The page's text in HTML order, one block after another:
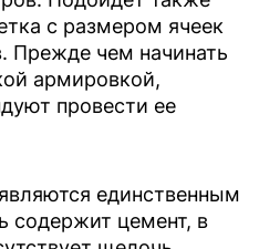
с размером ячеек
Прежде чем начинать
армировкой,
провести ее
единственным
содержит цемент, в